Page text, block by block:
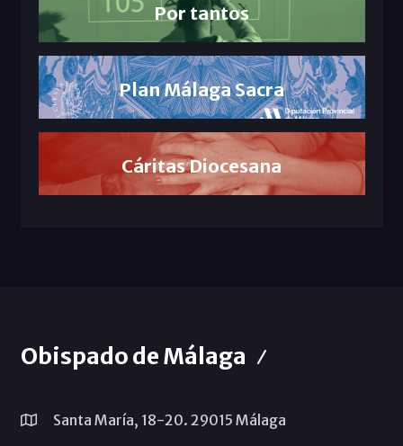
Por tantos
Plan Málaga Sacra
Cáritas Diocesana
Obispado de Málaga
Santa María, 18-20. 29015 Málaga